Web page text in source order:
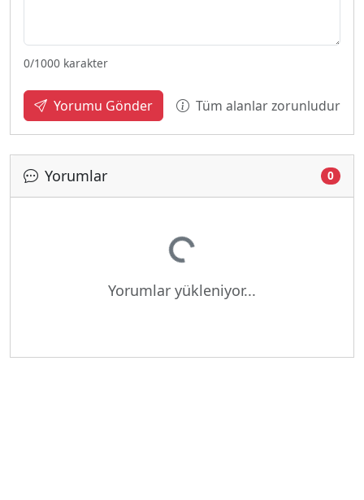
0/1000 karakter
Yorumu Gönder Tüm alanlar zorunludur
Yorumlar 0
Yükleniyor...
Yorumlar yükleniyor...